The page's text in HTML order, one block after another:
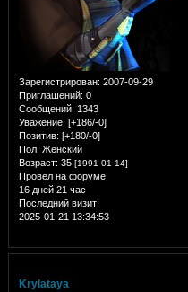
Зарегистрирован: 2007-09-29
Приглашений: 0
Сообщений: 1343
Уважение: [+186/-0]
Позитив: [+180/-0]
Пол: Женский
Возраст: 35 [1991-01-14]
Провел на форуме:
16 дней 21 час
Последний визит:
2025-01-21 13:34:53
Krylataya